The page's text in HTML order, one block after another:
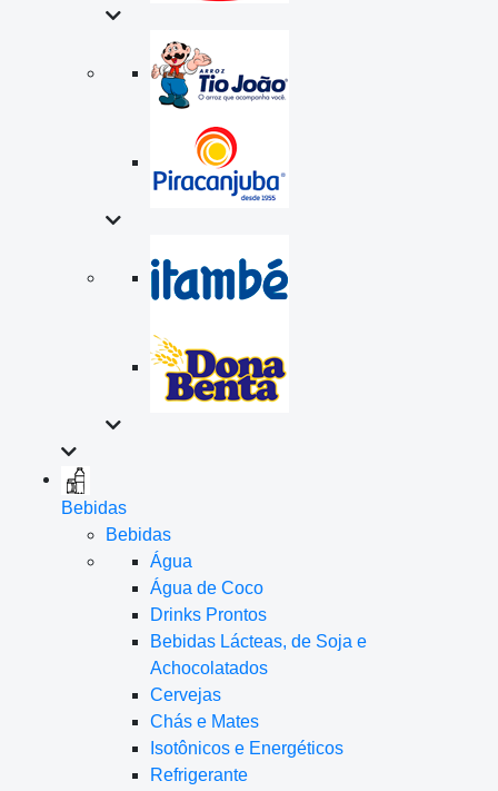
Bebidas
Bebidas
Água
Água de Coco
Drinks Prontos
Bebidas Lácteas, de Soja e
Achocolatados
Cervejas
Chás e Mates
Isotônicos e Energéticos
Refrigerante